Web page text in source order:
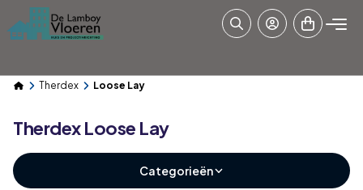
Therdex Loose Lay
Therdex Loose Lay
Categorieën